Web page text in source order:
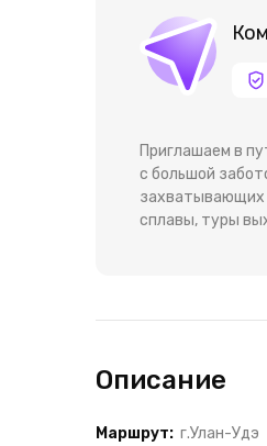
Приглашаем в
с большой
захватывающих
сплавы, туры
Описание
Маршрут: г.Улан-